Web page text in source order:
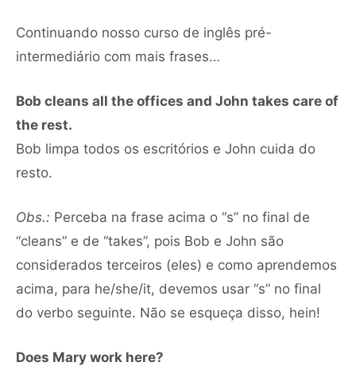
Continuando nosso curso de inglês pré-
intermediário com mais frases…
Bob cleans all the offices and John takes care of
the rest.
Bob limpa todos os escritórios e John cuida do
resto.
Obs.: Perceba na frase acima o “s” no final de
“cleans” e de “takes”, pois Bob e John são
considerados terceiros (eles) e como aprendemos
acima, para he/she/it, devemos usar “s” no final
do verbo seguinte. Não se esqueça disso, hein!
Does Mary work here?